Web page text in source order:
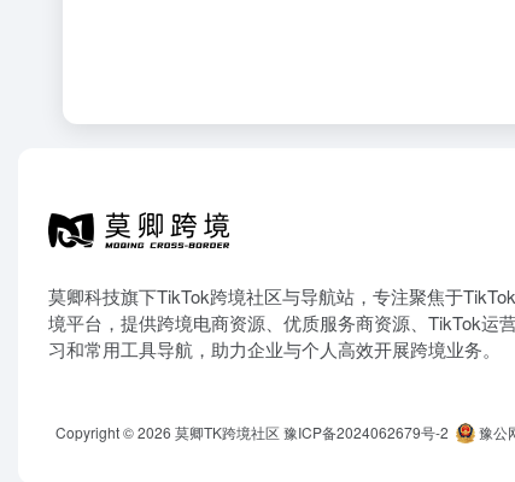
莫卿科技旗下TikTok跨境社区与导航站，专注聚焦于
境平台，提供跨境电商资源、优质服务商资源、TikTok运
习和常用工具导航，助力企业与个人高效开展跨境业务。
Copyright © 2026 莫卿TK跨境社区 豫ICP备2024062679号-2 豫公